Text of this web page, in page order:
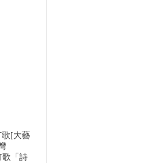
歌[大藝
歌「詩